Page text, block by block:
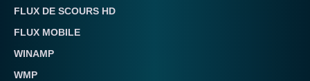
FLUX DE SCOURS HD
FLUX MOBILE
WINAMP
WMP